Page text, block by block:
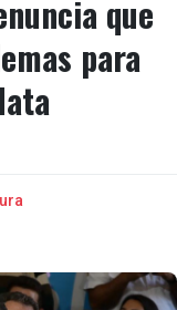
que
para